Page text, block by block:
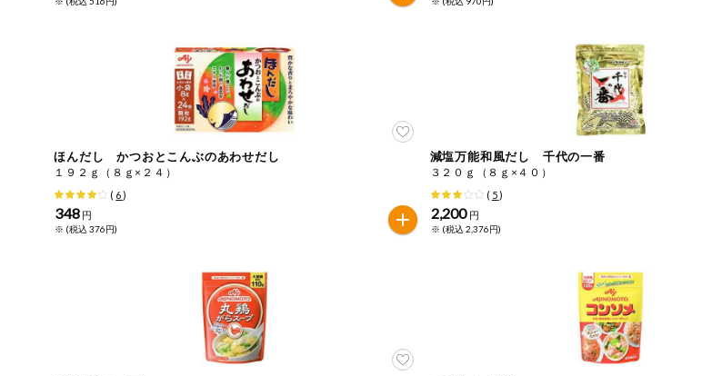
ほんだし かつおとこんぶのあわせだし
１９２ｇ（８ｇ×２４）
( 6)
348 円
※ (税込 376円)
減塩万能和風だし 千代の一番
３２０ｇ（８ｇ×４０）
( 5)
2,200 円
※ (税込 2,376円)